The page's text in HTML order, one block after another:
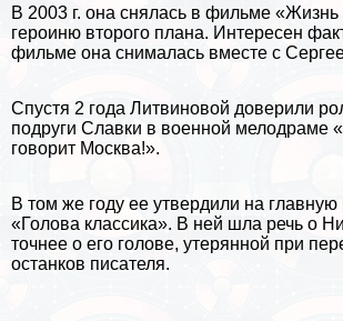
В 2003 г. она снялась в фильме «Жизнь
героиню второго плана. Интересен
фильме она снималась вместе с
Спустя 2 года Литвиновой доверили
подруги Славки в военной мелодраме
говорит Москва!».
В том же году ее утвердили на главную
«Голова классика». В ней шла речь о
точнее о его голове, утерянной при
останков писателя.